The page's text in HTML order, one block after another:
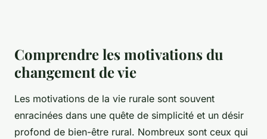
Comprendre les motivations du
changement de vie
Les motivations de la vie rurale sont souvent
enracinées dans une quête de simplicité et un désir
profond de bien-être rural. Nombreux sont ceux qui